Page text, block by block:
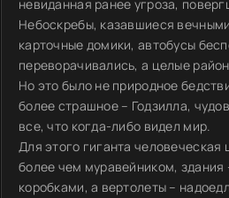
невиданная ранее угроза,
Небоскребы, казавшиеся
карточные домики, автобусы
переворачивались, а целые
Но это было не природное
более страшное – Годзилла,
все, что когда-либо видел мир.
Для этого гиганта
более чем муравейником,
коробками, а вертолеты –